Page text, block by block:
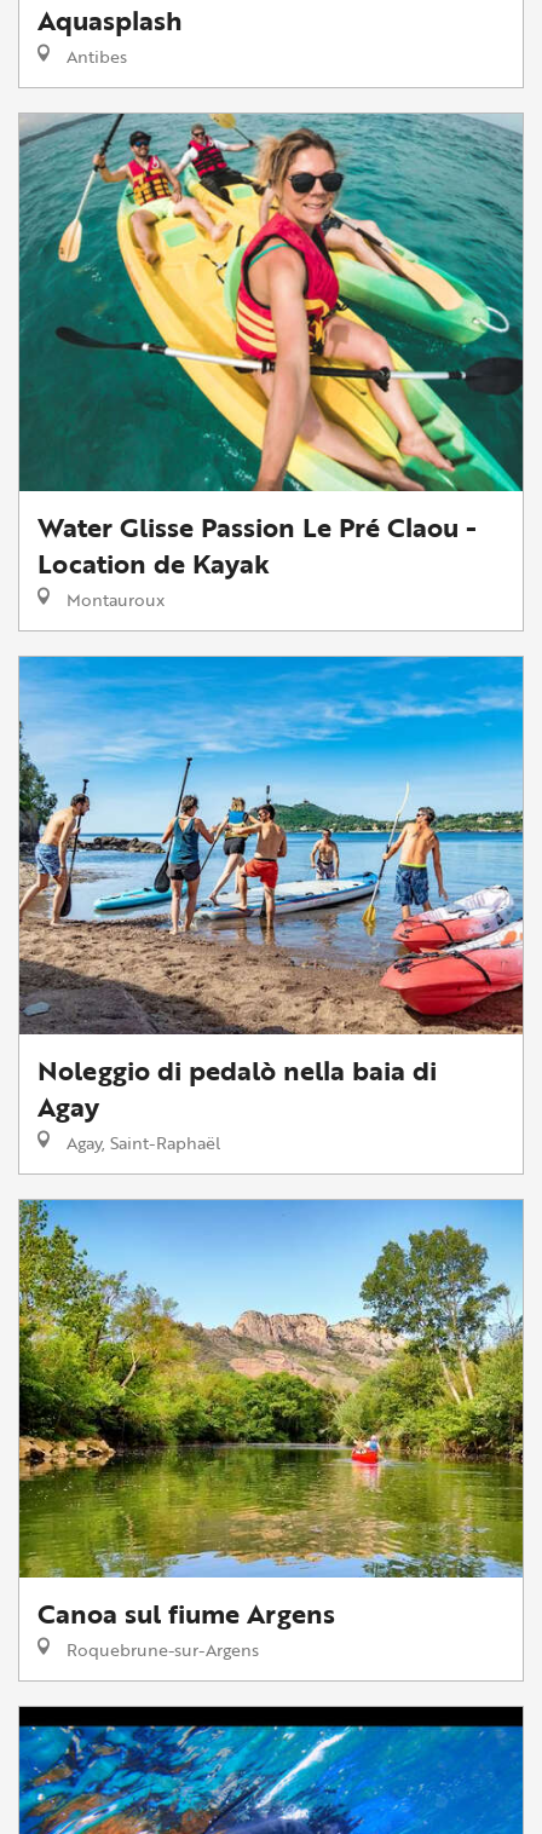
Aquasplash
Antibes
Water Glisse Passion Le Pré Claou -
Location de Kayak
Montauroux
Noleggio di pedalò nella baia di
Agay
Agay, Saint-Raphaël
Canoa sul fiume Argens
Roquebrune-sur-Argens